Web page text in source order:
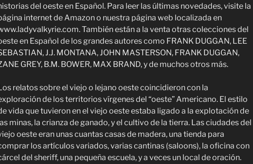
del oeste en Español. Para leer las últimas novedades, visite la
internet de Amazon o nuestra página web localizada en
También están a la venta otras colecciones del
en Español de los grandes autores como FRANK DUGGAN, LEE
J.J. MONTANA, JOHN MASTERSON, FRANK DUGGAN,
GREY, B.M. BOWER, MAX BRAND, y de muchos otros más.
relatos sobre el viejo o lejano oeste coincidieron con la
de los territorios vírgenes del “oeste” Americano. El estilo
vida que tuvieron en el viejo oeste estaba ligado a la explotación de
minas, la crianza de ganado, y el cultivo de la tierra. Las ciudades del
oeste eran unas cuantas casas de madera, una tienda para
los artículos variados, varias cantinas (saloons), la oficina con
del sheriff, una pequeña escuela, y a veces un local de oración.